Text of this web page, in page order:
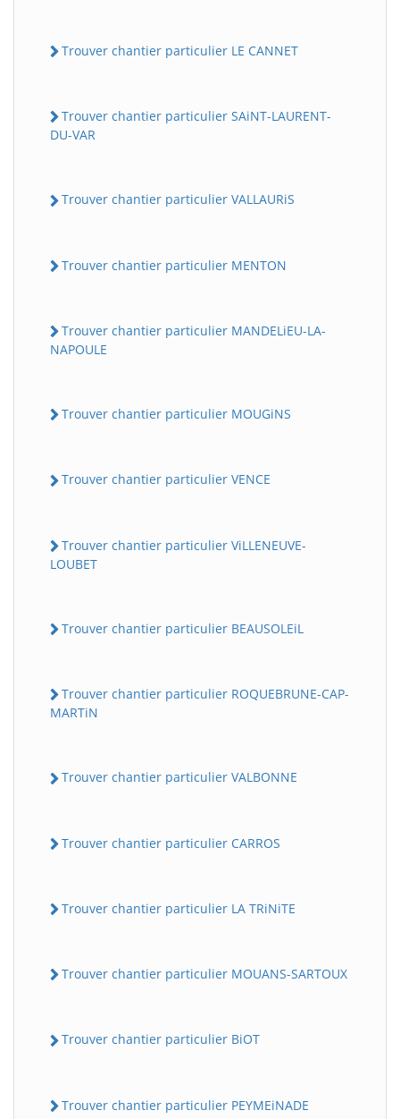
Trouver chantier particulier LE CANNET
Trouver chantier particulier SAiNT-LAURENT-
DU-VAR
Trouver chantier particulier VALLAURiS
Trouver chantier particulier MENTON
Trouver chantier particulier MANDELiEU-LA-
NAPOULE
Trouver chantier particulier MOUGiNS
Trouver chantier particulier VENCE
Trouver chantier particulier ViLLENEUVE-
LOUBET
Trouver chantier particulier BEAUSOLEiL
Trouver chantier particulier ROQUEBRUNE-CAP-
MARTiN
Trouver chantier particulier VALBONNE
Trouver chantier particulier CARROS
Trouver chantier particulier LA TRiNiTE
Trouver chantier particulier MOUANS-SARTOUX
Trouver chantier particulier BiOT
Trouver chantier particulier PEYMEiNADE